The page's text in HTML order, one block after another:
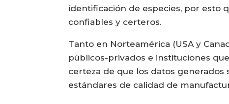
identificación de especies, por esto
confiables y certeros.
Tanto en Norteamérica (USA y
públicos-privados e instituciones
certeza de que los datos generados
estándares de calidad de